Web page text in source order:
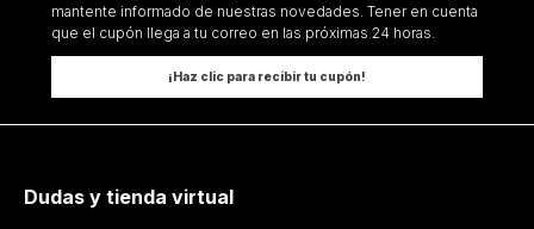
mantente informado de nuestras novedades. Tener en cuenta
que el cupón llega a tu correo en las próximas 24 horas.
¡Haz clic para recibir tu cupón!
Dudas y tienda virtual